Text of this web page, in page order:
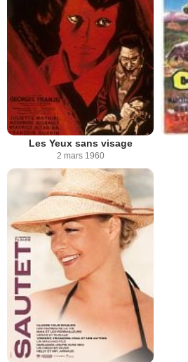
Les Yeux sans visage
2 mars 1960